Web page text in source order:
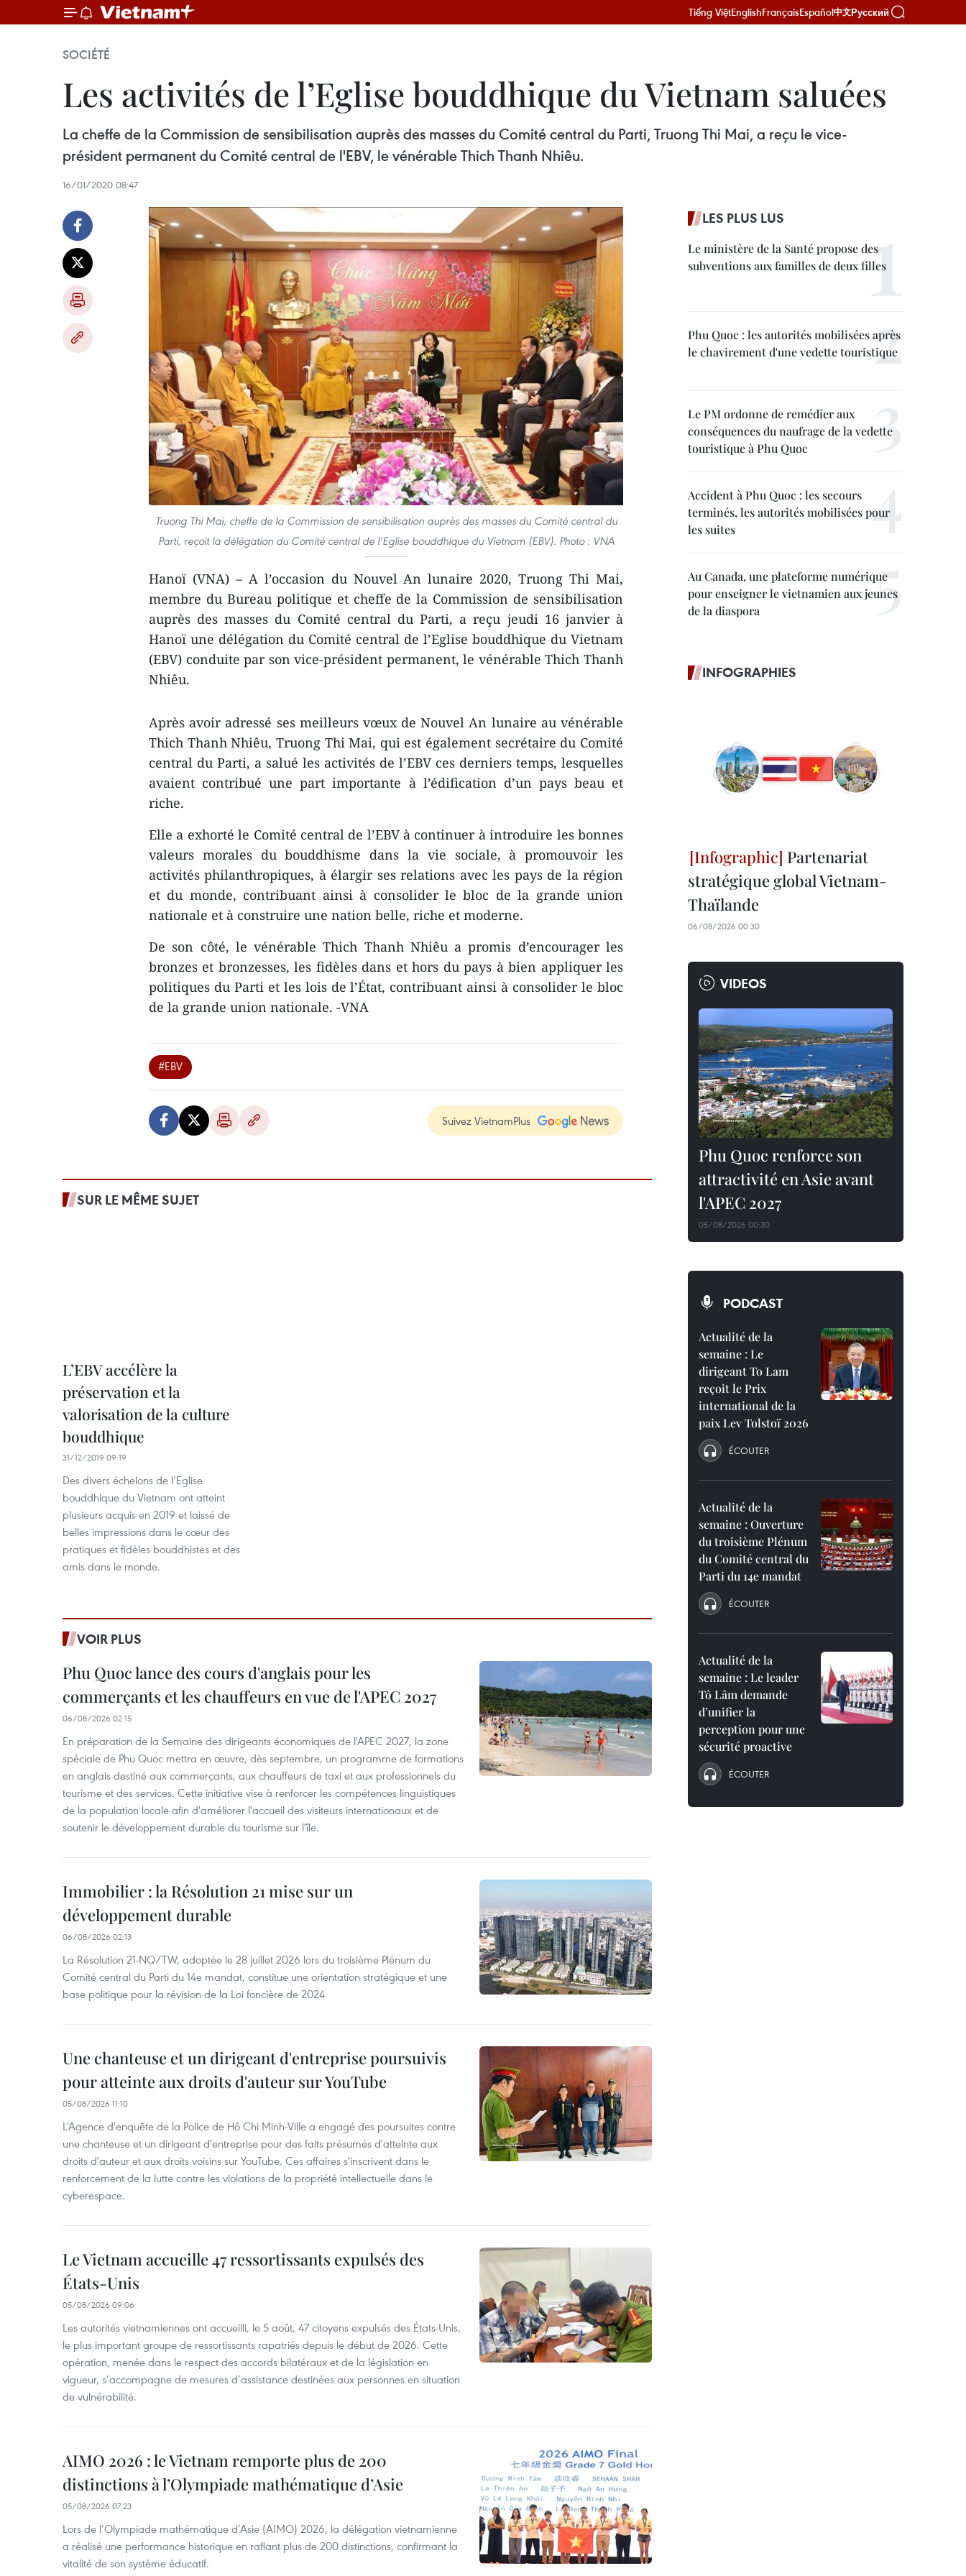
Tiếng ViệtEnglishFrançaisEspañol中文Русский
SOCIÉTÉ
Les activités de l’Eglise bouddhique du Vietnam saluées
La cheffe de la Commission de sensibilisation auprès des masses du Comité central du Parti, Truong Thi Mai, a reçu le vice-
président permanent du Comité central de l'EBV, le vénérable Thich Thanh Nhiêu.
16/01/2020 08:47
Truong Thi Mai, cheffe de la Commission de sensibilisation auprès des masses du Comité central du
Parti, reçoit la délégation du Comité central de l’Eglise bouddhique du Vietnam (EBV). Photo : VNA
Hanoï (VNA) – A l’occasion du Nouvel An lunaire 2020, Truong Thi Mai,
membre du Bureau politique et cheffe de la Commission de sensibilisation
auprès des masses du Comité central du Parti, a reçu jeudi 16 janvier à
Hanoï une délégation du Comité central de l’Eglise bouddhique du Vietnam
(EBV) conduite par son vice-président permanent, le vénérable Thich Thanh
Nhiêu.
Après avoir adressé ses meilleurs vœux de Nouvel An lunaire au vénérable
Thich Thanh Nhiêu, Truong Thi Mai, qui est également secrétaire du Comité
central du Parti, a salué les activités de l’EBV ces derniers temps, lesquelles
avaient contribué une part importante à l’édification d’un pays beau et
riche.
Elle a exhorté le Comité central de l’EBV à continuer à introduire les bonnes
valeurs morales du bouddhisme dans la vie sociale, à promouvoir les
activités philanthropiques, à élargir ses relations avec les pays de la région
et du monde, contribuant ainsi à consolider le bloc de la grande union
nationale et à construire une nation belle, riche et moderne.
De son côté, le vénérable Thich Thanh Nhiêu a promis d’encourager les
bronzes et bronzesses, les fidèles dans et hors du pays à bien appliquer les
politiques du Parti et les lois de l’État, contribuant ainsi à consolider le bloc
de la grande union nationale. -VNA
#EBV
Suivez VietnamPlus
SUR LE MÊME SUJET
L’EBV accélère la
préservation et la
valorisation de la culture
bouddhique
31/12/2019 09:19
Des divers échelons de l’Eglise
bouddhique du Vietnam ont atteint
plusieurs acquis en 2019 et laissé de
belles impressions dans le cœur des
pratiques et fidèles bouddhistes et des
amis dans le monde.
VOIR PLUS
Phu Quoc lance des cours d'anglais pour les
commerçants et les chauffeurs en vue de l'APEC 2027
06/08/2026 02:15
En préparation de la Semaine des dirigeants économiques de l'APEC 2027, la zone
spéciale de Phu Quoc mettra en œuvre, dès septembre, un programme de formations
en anglais destiné aux commerçants, aux chauffeurs de taxi et aux professionnels du
tourisme et des services. Cette initiative vise à renforcer les compétences linguistiques
de la population locale afin d'améliorer l'accueil des visiteurs internationaux et de
soutenir le développement durable du tourisme sur l'île.
Immobilier : la Résolution 21 mise sur un
développement durable
06/08/2026 02:13
La Résolution 21-NQ/TW, adoptée le 28 juillet 2026 lors du troisième Plénum du
Comité central du Parti du 14e mandat, constitue une orientation stratégique et une
base politique pour la révision de la Loi foncière de 2024
Une chanteuse et un dirigeant d'entreprise poursuivis
pour atteinte aux droits d'auteur sur YouTube
05/08/2026 11:10
L'Agence d'enquête de la Police de Hô Chi Minh-Ville a engagé des poursuites contre
une chanteuse et un dirigeant d'entreprise pour des faits présumés d'atteinte aux
droits d'auteur et aux droits voisins sur YouTube. Ces affaires s'inscrivent dans le
renforcement de la lutte contre les violations de la propriété intellectuelle dans le
cyberespace.
Le Vietnam accueille 47 ressortissants expulsés des
États-Unis
05/08/2026 09:06
Les autorités vietnamiennes ont accueilli, le 5 août, 47 citoyens expulsés des États-Unis,
le plus important groupe de ressortissants rapatriés depuis le début de 2026. Cette
opération, menée dans le respect des accords bilatéraux et de la législation en
vigueur, s’accompagne de mesures d’assistance destinées aux personnes en situation
de vulnérabilité.
AIMO 2026 : le Vietnam remporte plus de 200
distinctions à l’Olympiade mathématique d’Asie
05/08/2026 07:23
Lors de l’Olympiade mathématique d’Asie (AIMO) 2026, la délégation vietnamienne
a réalisé une performance historique en raflant plus de 200 distinctions, confirmant la
vitalité de son système éducatif.
LES PLUS LUS
Le ministère de la Santé propose des
subventions aux familles de deux filles
Phu Quoc : les autorités mobilisées après
le chavirement d'une vedette touristique
Le PM ordonne de remédier aux
conséquences du naufrage de la vedette
touristique à Phu Quoc
Accident à Phu Quoc : les secours
terminés, les autorités mobilisées pour
les suites
Au Canada, une plateforme numérique
pour enseigner le vietnamien aux jeunes
de la diaspora
INFOGRAPHIES
Partenariat
stratégique global Vietnam-
Thaïlande
06/08/2026 00:30
VIDEOS
Phu Quoc renforce son
attractivité en Asie avant
l'APEC 2027
05/08/2026 00:30
PODCAST
Actualité de la
semaine : Le
dirigeant To Lam
reçoit le Prix
international de la
paix Lev Tolstoï 2026
ÉCOUTER
Actualité de la
semaine : Ouverture
du troisième Plénum
du Comité central du
Parti du 14e mandat
ÉCOUTER
Actualité de la
semaine : Le leader
Tô Lâm demande
d’unifier la
perception pour une
sécurité proactive
ÉCOUTER